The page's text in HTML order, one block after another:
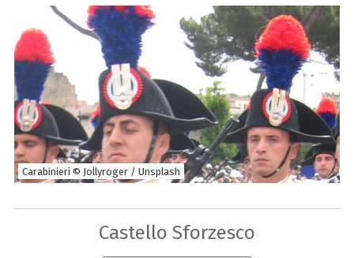
Carabinieri © Jollyroger / Unsplash
Castello Sforzesco